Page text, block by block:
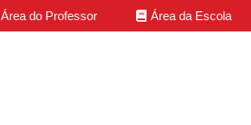
Área do Professor Área da Escola